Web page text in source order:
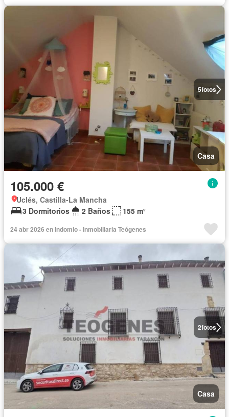
5fotos
Casa
105.000 €
Uclés, Castilla-La Mancha
3 Dormitorios
2 Baños 155 m²
24 abr 2026 en Indomio - Inmobiliaria Teógenes
2fotos
Casa